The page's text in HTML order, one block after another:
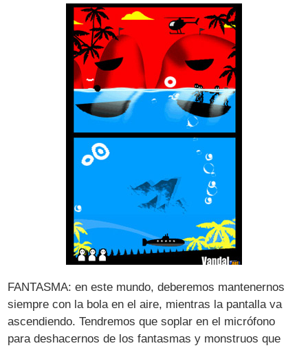
FANTASMA: en este mundo, deberemos mantenernos
siempre con la bola en el aire, mientras la pantalla va
ascendiendo. Tendremos que soplar en el micrófono
para deshacernos de los fantasmas y monstruos que